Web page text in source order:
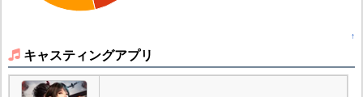
↑
キャスティングアプリ